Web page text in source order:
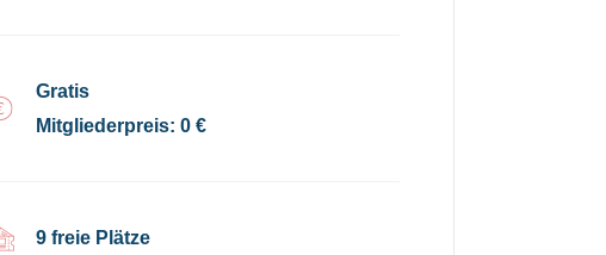
Gratis
Mitgliederpreis: 0 €
9 freie Plätze